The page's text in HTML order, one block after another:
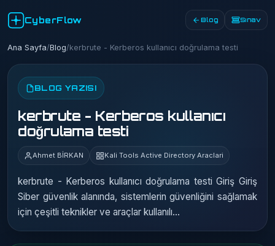
CyberFlow Blog Sınav
Ana Sayfa/Blog/kerbrute - Kerberos kullanıcı doğrulama testi
BLOG YAZISI
kerbrute - Kerberos kullanıcı
doğrulama testi
Ahmet BİRKAN Kali Tools Active Directory Araclari
kerbrute - Kerberos kullanıcı doğrulama testi Giriş Giriş
Siber güvenlik alanında, sistemlerin güvenliğini sağlamak
için çeşitli teknikler ve araçlar kullanılı…